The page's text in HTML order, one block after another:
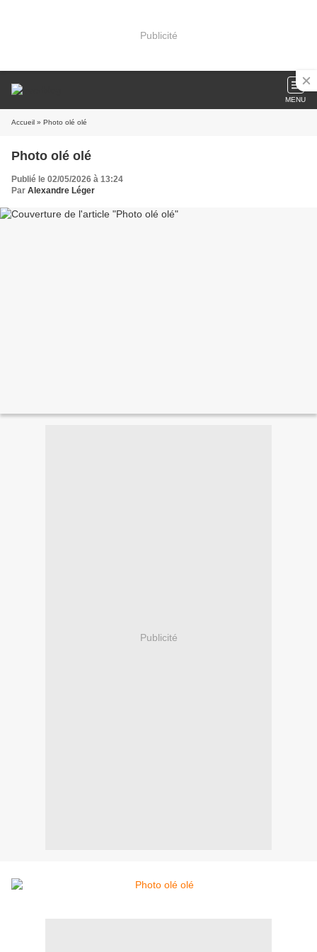
Publicité
MENU
Accueil » Photo olé olé
Photo olé olé
Publié le 02/05/2026 à 13:24
Par Alexandre Léger
Publicité